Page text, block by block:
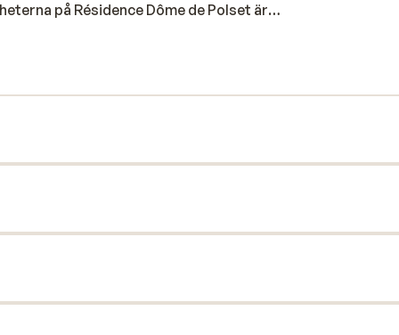
på Résidence Dôme de Polset är
en balkong där du kan sitta i solen
på en afterski-bar.